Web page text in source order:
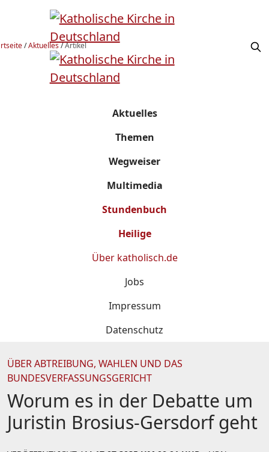
/Aktuelles/Artikel
Aktuelles
Themen
Wegweiser
Multimedia
Stundenbuch
Heilige
Über katholisch.de
Jobs
Impressum
Datenschutz
ÜBER ABTREIBUNG, WAHLEN UND DAS
BUNDESVERFASSUNGSGERICHT
Worum es in der Debatte um
Juristin Brosius-Gersdorf geht